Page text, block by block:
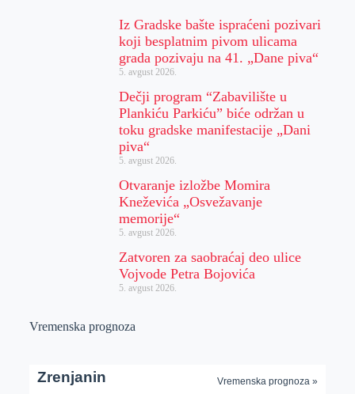
Iz Gradske bašte ispraćeni pozivari
koji besplatnim pivom ulicama
grada pozivaju na 41. „Dane piva“
5. avgust 2026.
Dečji program “Zabavilište u
Plankiću Parkiću” biće održan u
toku gradske manifestacije „Dani
piva“
5. avgust 2026.
Otvaranje izložbe Momira
Kneževića „Osvežavanje
memorije“
5. avgust 2026.
Zatvoren za saobraćaj deo ulice
Vojvode Petra Bojovića
5. avgust 2026.
Vremenska prognoza